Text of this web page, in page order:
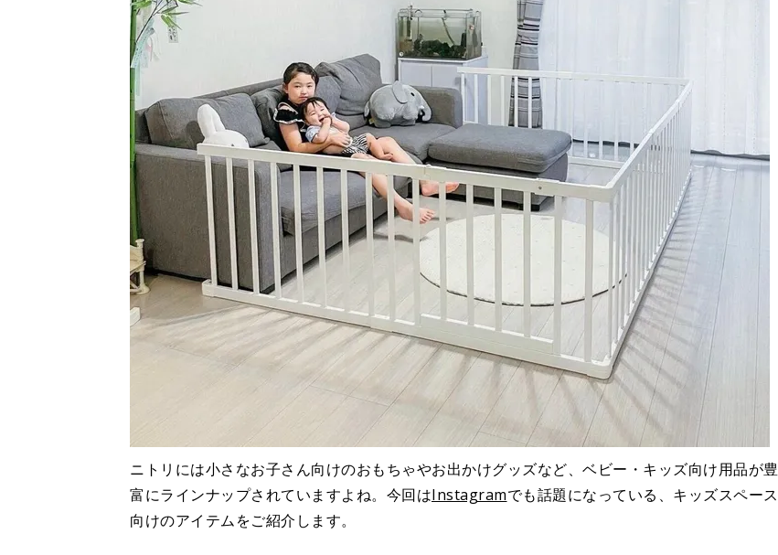
ニトリには小さなお子さん向けのおもちゃやお出かけグッズなど、ベビー・キッズ向け用品が豊
富にラインナップされていますよね。今回はInstagramでも話題になっている、キッズスペース
向けのアイテムをご紹介します。